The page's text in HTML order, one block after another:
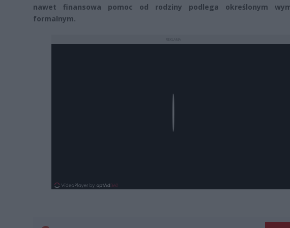
nawet finansowa pomoc od rodziny podlega określonym
formalnym.